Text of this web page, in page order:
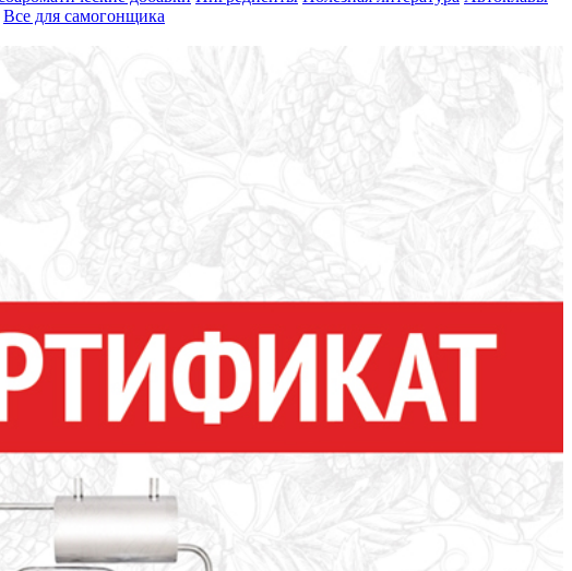
Все для самогонщика